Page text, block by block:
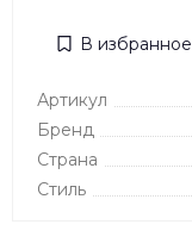
В избранное
Артикул
Бренд
Страна
Стиль